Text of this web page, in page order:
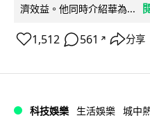
濟效益。他同時介紹華為...
1,512 561 ↗ 分享
科技娛樂 生活娛樂 城中